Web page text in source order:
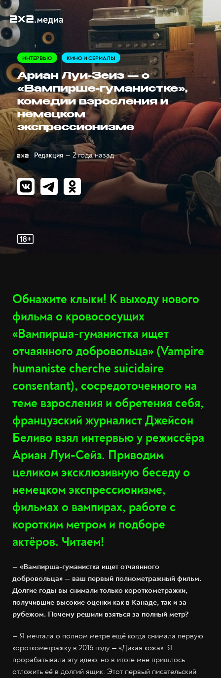
ИНТЕРВЬЮ КИНО И СЕРИАЛЫ
Ариан Луи-Зеиз — о
«Вампирше-гуманистке»,
комедии взросления и
немецком
экспрессионизме
Редакция — 2 года назад
Обнажите клыки! К выходу нового
фильма о кровососущих
«Вампирша-гуманистка ищет
отчаянного добровольца» (Vampire
humaniste cherche suicidaire
consentant), сосредоточенного на
теме взросления и обретения себя,
французский журналист Джейсон
Беливо взял интервью у режиссёра
Ариан Луи-Сейз. Приводим
целиком эксклюзивную беседу о
немецком экспрессионизме,
фильмах о вампирах, работе с
коротким метром и подборе
актёров. Читаем!
— «Вампирша-гуманистка ищет отчаянного
добровольца» — ваш первый полнометражный фильм.
Долгие годы вы снимали только короткометражки,
получившие высокие оценки как в Канаде, так и за
рубежом. Почему решили взяться за полный метр?
— Я мечтала о полном метре ещё когда снимала первую
короткометражку в 2016 году — «Дикая кожа». Я
прорабатывала эту идею, но в итоге мне пришлось
отложить её в долгий ящик. Этот первый писательский